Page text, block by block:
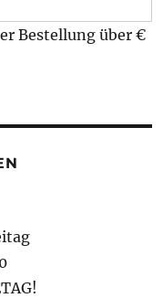
Bestellung über €